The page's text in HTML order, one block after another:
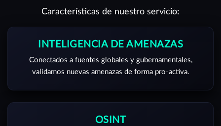
Características de nuestro servicio:
INTELIGENCIA DE AMENAZAS
Conectados a fuentes globales y gubernamentales,
validamos nuevas amenazas de forma pro-activa.
OSINT